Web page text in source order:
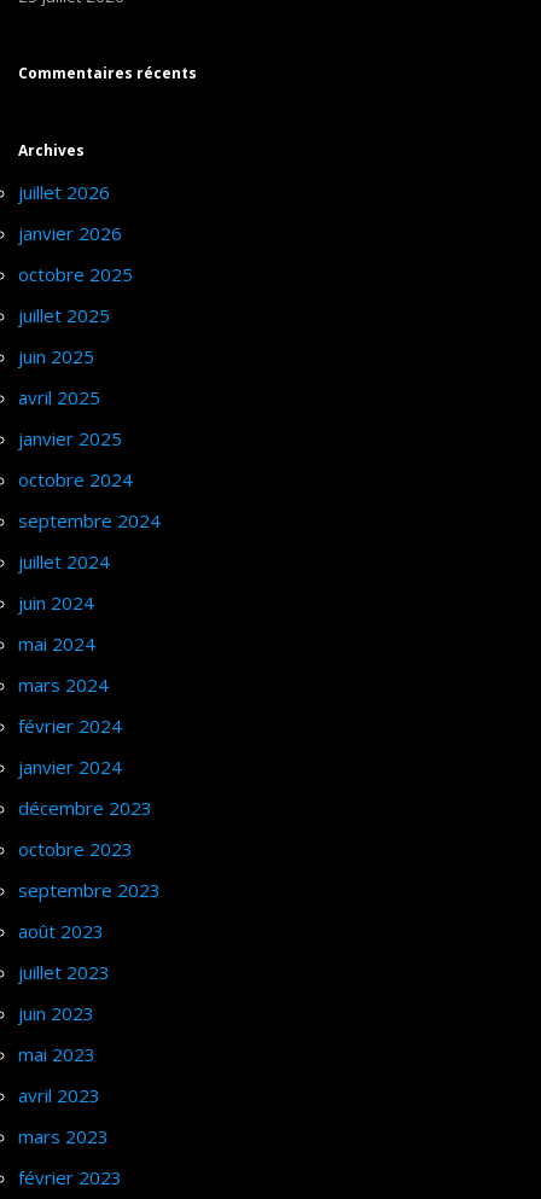
Commentaires récents
Archives
juillet 2026
janvier 2026
octobre 2025
juillet 2025
juin 2025
avril 2025
janvier 2025
octobre 2024
septembre 2024
juillet 2024
juin 2024
mai 2024
mars 2024
février 2024
janvier 2024
décembre 2023
octobre 2023
septembre 2023
août 2023
juillet 2023
juin 2023
mai 2023
avril 2023
mars 2023
février 2023